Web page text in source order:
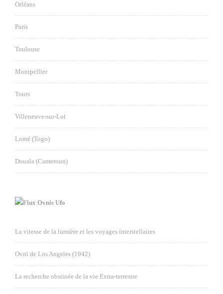
Orléans
Paris
Toulouse
Montpellier
Tours
Villeneuve-sur-Lot
Lomé (Togo)
Douala (Cameroun)
Ovnis Ufo
La vitesse de la lumière et les voyages interstellaires
Ovni de Los Angeles (1942)
La recherche obstinée de la vie Extra-terrestre